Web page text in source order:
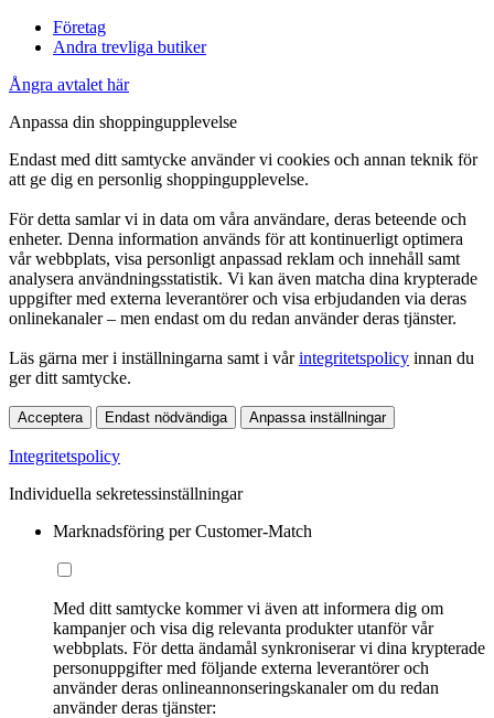
Företag
Andra trevliga butiker
Ångra avtalet här
Anpassa din shoppingupplevelse
Endast med ditt samtycke använder vi cookies och annan teknik för
att ge dig en personlig shoppingupplevelse.
För detta samlar vi in data om våra användare, deras beteende och
enheter. Denna information används för att kontinuerligt optimera
vår webbplats, visa personligt anpassad reklam och innehåll samt
analysera användningsstatistik. Vi kan även matcha dina krypterade
uppgifter med externa leverantörer och visa erbjudanden via deras
onlinekanaler – men endast om du redan använder deras tjänster.
Läs gärna mer i inställningarna samt i vårintegritetspolicy innan du
ger ditt samtycke.
Acceptera Endast nödvändiga Anpassa inställningar
Integritetspolicy
Individuella sekretessinställningar
Marknadsföring per Customer-Match
Med ditt samtycke kommer vi även att informera dig om
kampanjer och visa dig relevanta produkter utanför vår
webbplats. För detta ändamål synkroniserar vi dina krypterade
personuppgifter med följande externa leverantörer och
använder deras onlineannonseringskanaler om du redan
använder deras tjänster: